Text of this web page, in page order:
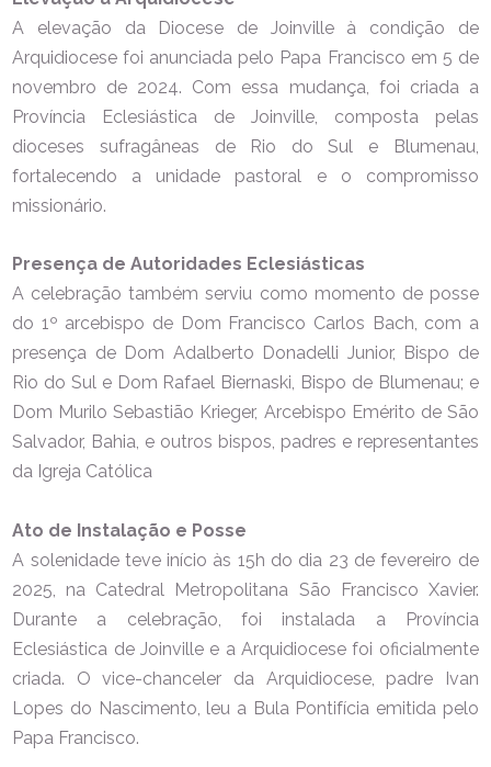
A elevação da Diocese de Joinville à condição de
Arquidiocese foi anunciada pelo Papa Francisco em 5 de
novembro de 2024. Com essa mudança, foi criada a
Província Eclesiástica de Joinville, composta pelas
dioceses sufragâneas de Rio do Sul e Blumenau,
fortalecendo a unidade pastoral e o compromisso
missionário.
Presença de Autoridades Eclesiásticas
A celebração também serviu como momento de posse
do 1º arcebispo de Dom Francisco Carlos Bach, com a
presença de Dom Adalberto Donadelli Junior, Bispo de
Rio do Sul e Dom Rafael Biernaski, Bispo de Blumenau; e
Dom Murilo Sebastião Krieger, Arcebispo Emérito de São
Salvador, Bahia, e outros bispos, padres e representantes
da Igreja Católica
Ato de Instalação e Posse
A solenidade teve início às 15h do dia 23 de fevereiro de
2025, na Catedral Metropolitana São Francisco Xavier.
Durante a celebração, foi instalada a Província
Eclesiástica de Joinville e a Arquidiocese foi oficialmente
criada. O vice-chanceler da Arquidiocese, padre Ivan
Lopes do Nascimento, leu a Bula Pontifícia emitida pelo
Papa Francisco.